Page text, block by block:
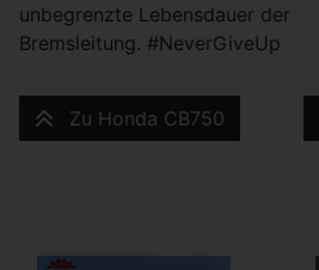
unbegrenzte Lebensdauer der
Bremsleitung. #NeverGiveUp
Zu Honda CB750